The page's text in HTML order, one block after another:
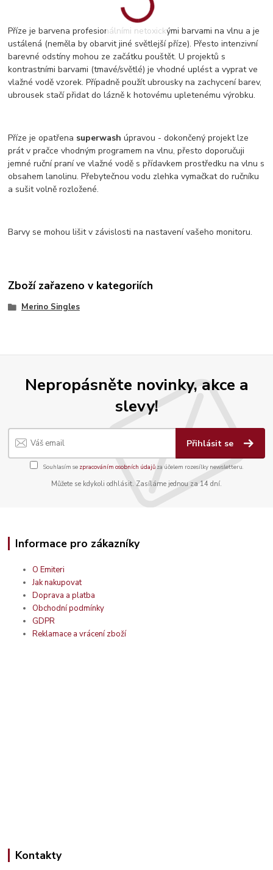
Příze je barvena profesionálními netoxickými barvami na vlnu a je
ustálená (neměla by obarvit jiné světlejší příze). Přesto intenzivní
barevné odstíny mohou ze začátku pouštět. U projektů s
kontrastními barvami (tmavé/světlé) je vhodné uplést a vyprat ve
vlažné vodě vzorek. Případně použít ubrousky na zachycení barev,
ubrousek stačí přidat do lázně k hotovému upletenému výrobku.
Příze je opatřena superwash úpravou - dokončený projekt lze
prát v pračce vhodným programem na vlnu, přesto doporučuji
jemné ruční praní ve vlažné vodě s přídavkem prostředku na vlnu s
obsahem lanolinu. Přebytečnou vodu zlehka vymačkat do ručníku
a sušit volně rozložené.
Barvy se mohou lišit v závislosti na nastavení vašeho monitoru.
Zboží zařazeno v kategoriích
Merino Singles
Nepropásněte novinky, akce a
slevy!
Přihlásit se
Souhlasím se zpracováním osobních údajůza účelem rozesílky newsletteru.
Můžete se kdykoli odhlásit. Zasíláme jednou za 14 dní.
Informace pro zákazníky
O Emiteri
Jak nakupovat
Doprava a platba
Obchodní podmínky
GDPR
Reklamace a vrácení zboží
Kontakty